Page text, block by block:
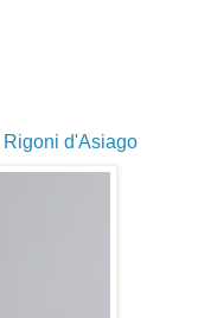
Rigoni d'Asiago